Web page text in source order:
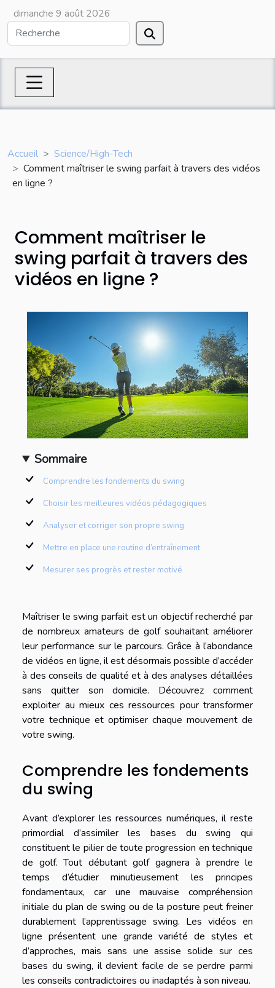
dimanche 9 août 2026
Accueil
Science/High-Tech
Comment maîtriser le swing parfait à travers des vidéos
en ligne ?
Comment maîtriser le
swing parfait à travers des
vidéos en ligne ?
Sommaire
Comprendre les fondements du swing
Choisir les meilleures vidéos pédagogiques
Analyser et corriger son propre swing
Mettre en place une routine d’entraînement
Mesurer ses progrès et rester motivé
Maîtriser le swing parfait est un objectif recherché par
de nombreux amateurs de golf souhaitant améliorer
leur performance sur le parcours. Grâce à l’abondance
de vidéos en ligne, il est désormais possible d’accéder
à des conseils de qualité et à des analyses détaillées
sans quitter son domicile. Découvrez comment
exploiter au mieux ces ressources pour transformer
votre technique et optimiser chaque mouvement de
votre swing.
Comprendre les fondements
du swing
Avant d’explorer les ressources numériques, il reste
primordial d’assimiler les bases du swing qui
constituent le pilier de toute progression en technique
de golf. Tout débutant golf gagnera à prendre le
temps d’étudier minutieusement les principes
fondamentaux, car une mauvaise compréhension
initiale du plan de swing ou de la posture peut freiner
durablement l’apprentissage swing. Les vidéos en
ligne présentent une grande variété de styles et
d’approches, mais sans une assise solide sur ces
bases du swing, il devient facile de se perdre parmi
les conseils contradictoires ou inadaptés à son niveau.